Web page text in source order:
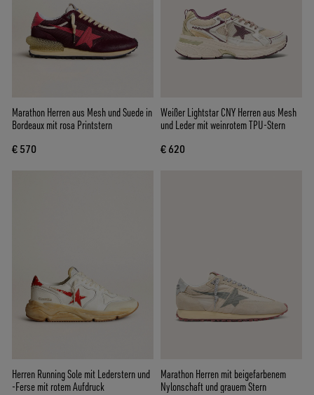
Marathon Herren aus Mesh und Suede in
Bordeaux mit rosa Printstern
€ 570
Weißer Lightstar CNY Herren aus Mesh
und Leder mit weinrotem TPU-Stern
€ 620
Herren Running Sole mit Lederstern und
-Ferse mit rotem Aufdruck
Marathon Herren mit beigefarbenem
Nylonschaft und grauem Stern